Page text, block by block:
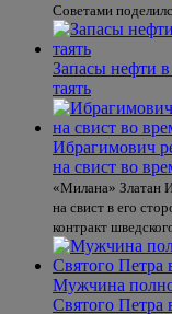
Советами
Запасы нефти
таять
Ибрагимович
на свист во
«Милана» Златан
на свист в его
контракт
Мужчина
Святого Петра